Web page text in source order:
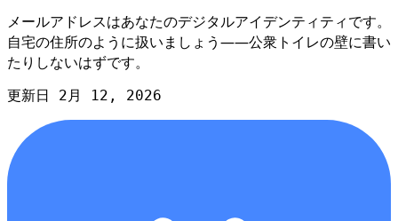
メールアドレスはあなたのデジタルアイデンティティです。
自宅の住所のように扱いましょう——公衆トイレの壁に書い
たりしないはずです。
更新日 2月 12, 2026